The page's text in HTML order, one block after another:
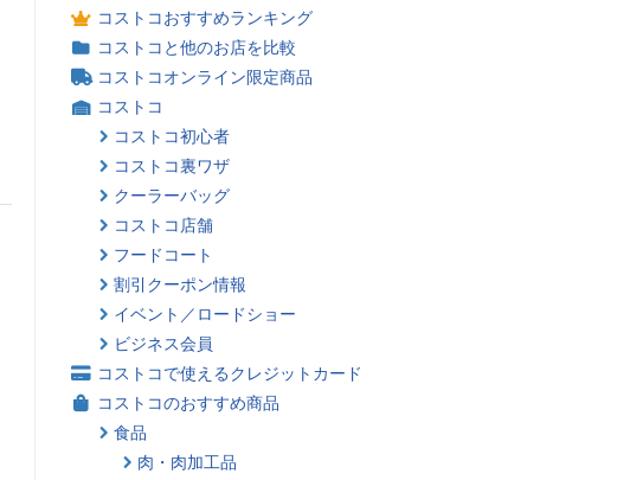
コストコおすすめランキング
コストコと他のお店を比較
コストコオンライン限定商品
コストコ
コストコ初心者
コストコ裏ワザ
クーラーバッグ
コストコ店舗
フードコート
割引クーポン情報
イベント／ロードショー
ビジネス会員
コストコで使えるクレジットカード
コストコのおすすめ商品
食品
肉・肉加工品